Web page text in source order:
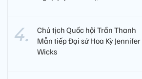
Chủ tịch Quốc hội Trần Thanh
Mẫn tiếp Đại sứ Hoa Kỳ Jennifer
Wicks